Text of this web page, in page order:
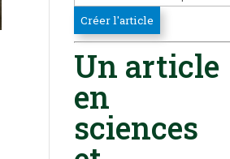
Un article
en
sciences